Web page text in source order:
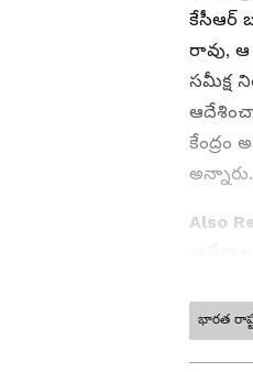
కేసీఆర్
రావు, ఆ
సమీక్ష
కేంద్రం
అన్నారు.
Also
భారత